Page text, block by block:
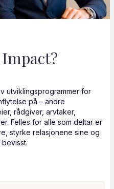
utviklingsprogrammer for
på – andre
rådgiver, arvtaker,
Felles for alle som deltar er
styrke relasjonene sine og